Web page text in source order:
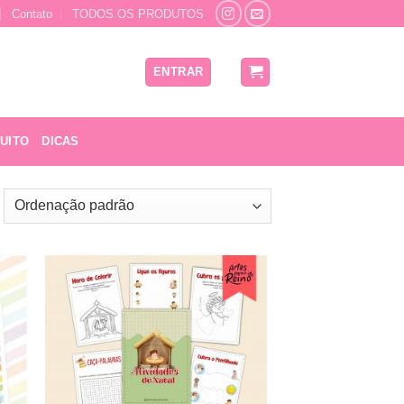
Contato TODOS OS PRODUTOS
ENTRAR
DICAS
Adicionar
a lista de